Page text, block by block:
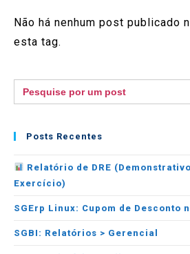
Não há nenhum post publicado
esta tag.
Search
for:
Posts Recentes
Relatório de DRE
Exercício)
SGErp Linux: Cupom de Desconto
SGBI: Relatórios > Gerencial